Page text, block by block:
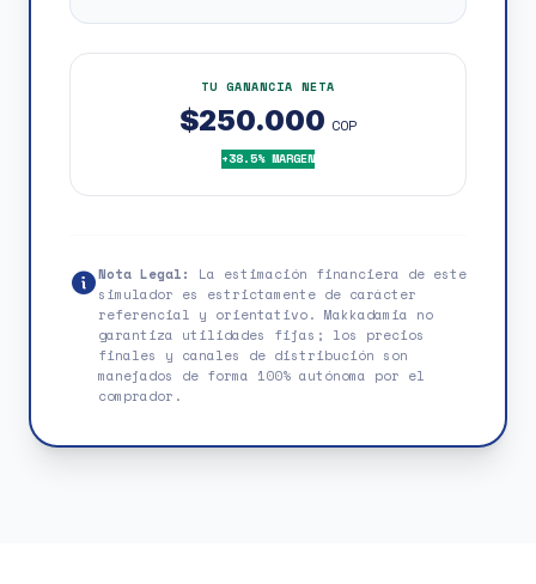
TU GANANCIA NETA
$250.000 COP
+38.5% MARGEN
Nota Legal:
La estimación financiera de este
simulador es estrictamente de carácter
referencial y orientativo. Makkadamia no
garantiza utilidades fijas; los precios
finales y canales de distribución son
manejados de forma 100% autónoma por el
comprador.